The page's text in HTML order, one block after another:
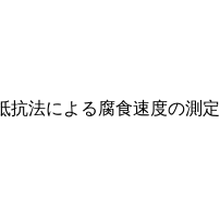
抗法による腐食速度の測定